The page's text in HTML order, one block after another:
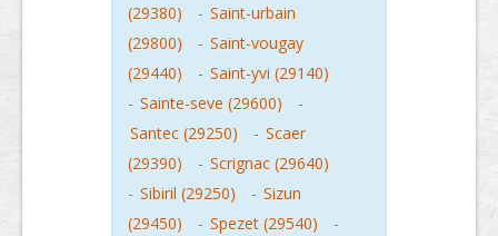
(29380)
- Saint-urbain
(29800)
- Saint-vougay
(29440)
- Saint-yvi (29140)
- Sainte-seve (29600)
-
Santec (29250)
- Scaer
(29390)
- Scrignac (29640)
- Sibiril (29250) - Sizun
(29450)
- Spezet (29540)
-